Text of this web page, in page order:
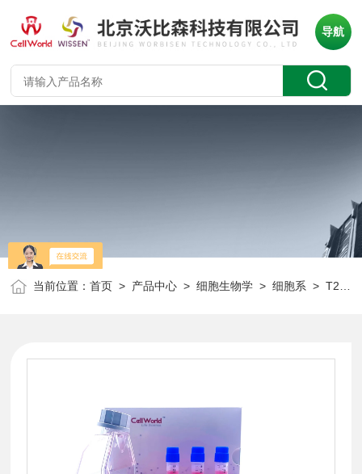
导航
当前位置：首页 > 产品中心 >细胞生物学 >细胞系 > T25人多发性骨髓瘤细胞 RPMI 8226 CLH1129